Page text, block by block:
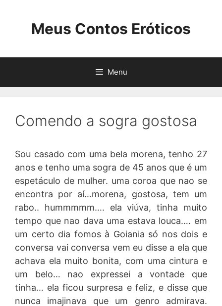
Meus Contos Eróticos
Menu
Comendo a sogra gostosa
Sou casado com uma bela morena, tenho 27
anos e tenho uma sogra de 45 anos que é um
espetáculo de mulher. uma coroa que nao se
encontra por aí…morena, gostosa, tem um
rabo.. hummmmm…. ela viúva, tinha muito
tempo que nao dava uma estava louca…. em
um certo dia fomos à Goiania só nos dois e
conversa vai conversa vem eu disse a ela que
achava ela muito bonita, com uma cintura e
um belo… nao expressei a vontade que
tinha… ela ficou surpresa e feliz, e disse que
nunca imajinava que um genro admirava.